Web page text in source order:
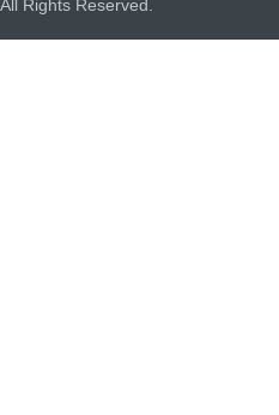
Rights Reserved.